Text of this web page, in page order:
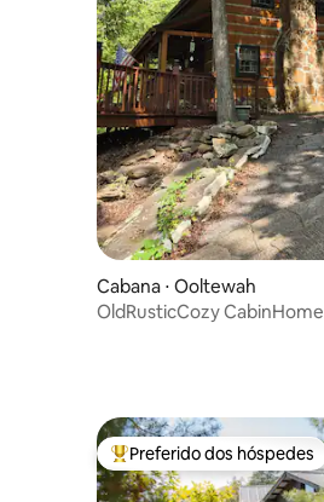
Cabana ⋅ Ooltewah
OldRusticCozy
Entre os melhores
Preferido dos hóspedes